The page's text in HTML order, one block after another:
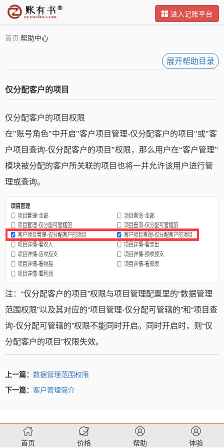
进入记账平台
首页\帮助中心
展开帮助目录
仅分配客户的项目
仅分配客户的项目权限
在"账号角色"中开启"客户项目管理-仅分配客户的项目"或"客
户项目查询-仅分配客户的项目"权限，那么用户在“客户管理”
模块被分配的客户所关联的项目也将一并允许该用户进行管
理或查询。
注：“仅分配客户的项目”权限与项目管理配置里的“数据管理
范围权限”以及其对应的“项目管理-仅分配可管辖的”和“项目查
询-仅分配可管辖的”权限不能同时开启。同时开启时，则“仅
分配客户的项目”权限失效。
上一篇： 数据管理范围权限
下一篇： 客户管理简介
首页 价格 帮助 体验